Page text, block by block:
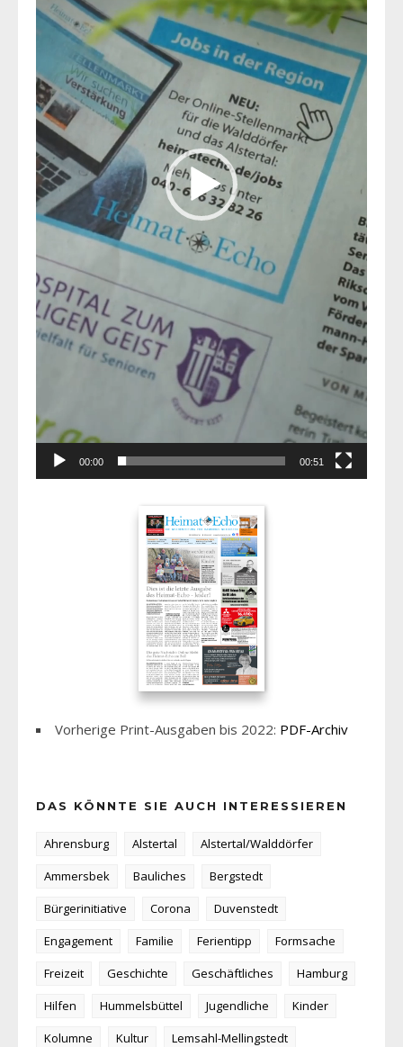
00:00 00:51
Vorherige Print-Ausgaben bis 2022: PDF-Archiv
DAS KÖNNTE SIE AUCH INTERESSIEREN
Ahrensburg Alstertal
Alstertal/Walddörfer
Ammersbek
Bauliches
Bergstedt
Bürgerinitiative
Corona
Duvenstedt
Engagement
Familie Ferientipp
Formsache
Freizeit
Geschichte Geschäftliches
Hamburg
Hilfen
Hummelsbüttel Jugendliche
Kinder
Kolumne
Kultur
Lemsahl-Mellingstedt